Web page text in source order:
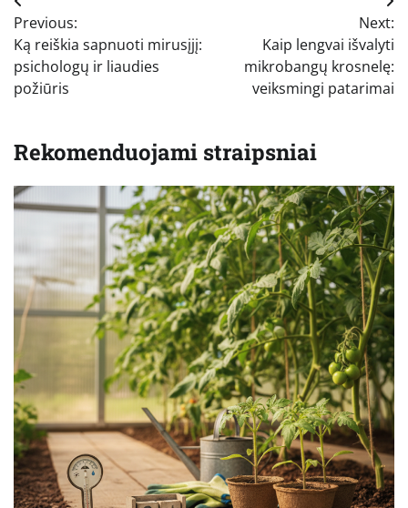
tarp
įrašų
Previous:
Ką reiškia sapnuoti mirusįjį:
psichologų ir liaudies
požiūris
Next:
Kaip lengvai išvalyti
mikrobangų krosnelę:
veiksmingi patarimai
Rekomenduojami straipsniai